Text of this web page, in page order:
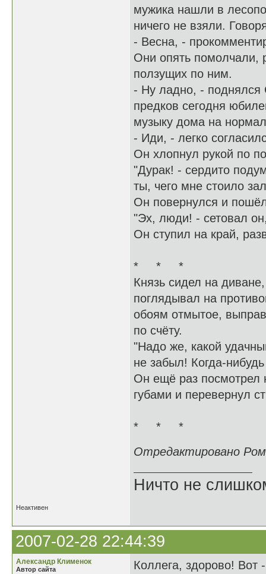
мужика нашли в
ничего не взяли.
- Весна, -
Они опять помолчали,
ползущих по ним.
- Ну ладно, - поднялся
предков сегодня
музыку дома на
- Иди, - легко
Он хлопнул рукой по
"Дурак! - сердито
ты, чего мне стоило
Он повернулся и
"Эх, люди! - сетовал
Он ступил на край,
* * *
Князь сидел на
поглядывал на
обоям отмытое,
по счёту.
"Надо же, какой
не забыл! Когда-
Он ещё раз посмотрел
губами и перевернул
* * *
Отредактировано
Ничто не
Неактивен
2007-02-28 22:44:39
Александр Клименок
Автор сайта
Коллега, здорово! Вот